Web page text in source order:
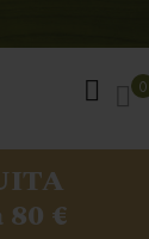
0
€